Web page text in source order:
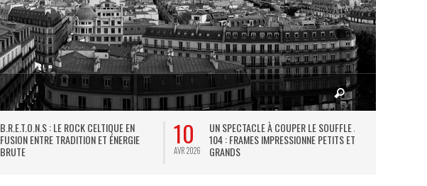
B.R.E.T.O.N.S : LE ROCK CELTIQUE EN
FUSION ENTRE TRADITION ET ÉNERGIE
BRUTE
10
AVR 2026
UN SPECTACLE À COUPER LE SOUFFLE AU
104 : FRAMES IMPRESSIONNE PETITS ET
GRANDS